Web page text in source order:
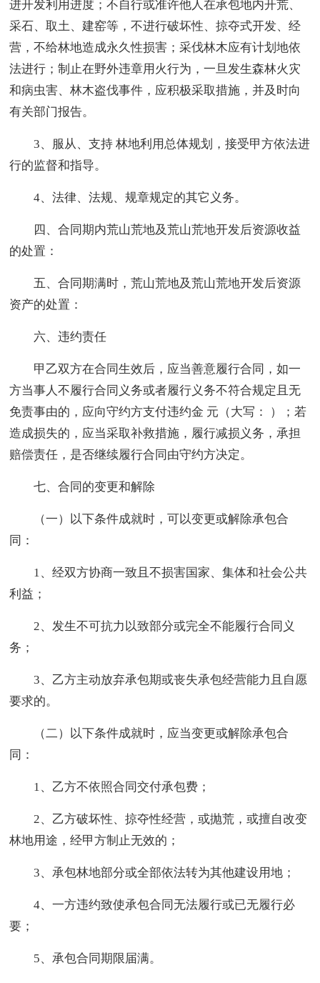
进开发利用进度；不自行或准许他人在承包地内开荒、
采石、取土、建窑等，不进行破坏性、掠夺式开发、经
营，不给林地造成永久性损害；采伐林木应有计划地依
法进行；制止在野外违章用火行为，一旦发生森林火灾
和病虫害、林木盗伐事件，应积极采取措施，并及时向
有关部门报告。
3、服从、支持 林地利用总体规划，接受甲方依法进
行的监督和指导。
4、法律、法规、规章规定的其它义务。
四、合同期内荒山荒地及荒山荒地开发后资源收益
的处置：
五、合同期满时，荒山荒地及荒山荒地开发后资源
资产的处置：
六、违约责任
甲乙双方在合同生效后，应当善意履行合同，如一
方当事人不履行合同义务或者履行义务不符合规定且无
免责事由的，应向守约方支付违约金 元（大写： ）；若
造成损失的，应当采取补救措施，履行减损义务，承担
赔偿责任，是否继续履行合同由守约方决定。
七、合同的变更和解除
（一）以下条件成就时，可以变更或解除承包合
同：
1、经双方协商一致且不损害国家、集体和社会公共
利益；
2、发生不可抗力以致部分或完全不能履行合同义
务；
3、乙方主动放弃承包期或丧失承包经营能力且自愿
要求的。
（二）以下条件成就时，应当变更或解除承包合
同：
1、乙方不依照合同交付承包费；
2、乙方破坏性、掠夺性经营，或抛荒，或擅自改变
林地用途，经甲方制止无效的；
3、承包林地部分或全部依法转为其他建设用地；
4、一方违约致使承包合同无法履行或已无履行必
要；
5、承包合同期限届满。